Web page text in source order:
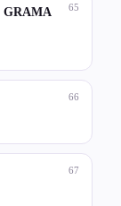
65
GRAMA
66
67